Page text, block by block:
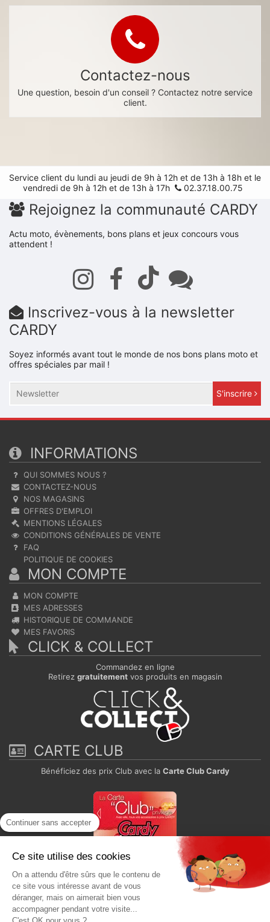
Contactez-nous
Une question, besoin d'un conseil ? Contactez notre service
client.
Service client du lundi au jeudi de 9h à 12h et de 13h à 18h et le
vendredi de 9h à 12h et de 13h à 17h
02.37.18.00.75
Rejoignez la communauté CARDY
Actu moto, évènements, bons plans et jeux concours vous
attendent !
Inscrivez-vous à la newsletter
CARDY
Soyez informés avant tout le monde de nos bons plans moto et
offres spéciales par mail !
S'inscrire
INFORMATIONS
QUI SOMMES NOUS ?
CONTACTEZ-NOUS
NOS MAGASINS
OFFRES D'EMPLOI
MENTIONS LÉGALES
CONDITIONS GÉNÉRALES DE VENTE
FAQ
POLITIQUE DE COOKIES
MON COMPTE
MON COMPTE
MES ADRESSES
HISTORIQUE DE COMMANDE
MES FAVORIS
CLICK & COLLECT
Commandez en ligne
Retirez gratuitementvos produits en magasin
CARTE CLUB
Bénéficiez des prix Club avec la Carte Club Cardy
Paiement sécurisé
Continuer sans accepter
Ce site utilise des cookies
On a attendu d'être sûrs que le contenu de
ce site vous intéresse avant de vous
déranger, mais on aimerait bien vous
accompagner pendant votre visite...